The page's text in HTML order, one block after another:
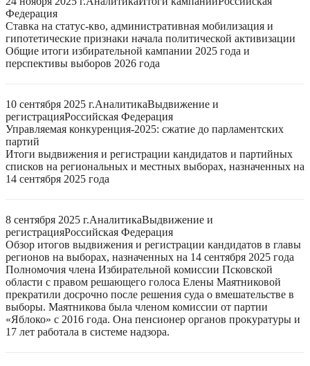
Федерация
Ставка на статус-кво, административная мобилизация и
гипотетические признаки начала политической активизации
Общие итоги избирательной кампании 2025 года и
перспективы выборов 2026 года
10 сентября 2025 г.АналитикаВыдвижение и
регистрацияРоссийская Федерация
Управляемая конкуренция-2025: сжатие до парламентских
партий
Итоги выдвижения и регистрации кандидатов и партийных
списков на региональных и местных выборах, назначенных на
14 сентября 2025 года
8 сентября 2025 г.АналитикаВыдвижение и
регистрацияРоссийская Федерация
Обзор итогов выдвижения и регистрации кандидатов в главы
регионов на выборах, назначенных на 14 сентября 2025 года
Полномочия члена Избирательной комиссии Псковской
области с правом решающего голоса Елены Маятниковой
прекратили досрочно после решения суда о вмешательстве в
выборы. Маятникова была членом комиссии от партии
«Яблоко» с 2016 года. Она пенсионер органов прокуратуры и
17 лет работала в системе надзора.